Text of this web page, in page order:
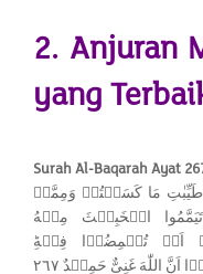
2. Anjuran
yang
Surah Al-Baqarah Ayat
مَا كَسَبۡتُمۡ وَمِمَّاۤ
الۡخَبِيۡثَ مِنۡهُ
اَنۡ تُغۡمِضُوۡا فِيۡهِ​ؕ
اللّٰهَ غَنِىٌّ حَمِيۡدٌ‏ ٢٦٧